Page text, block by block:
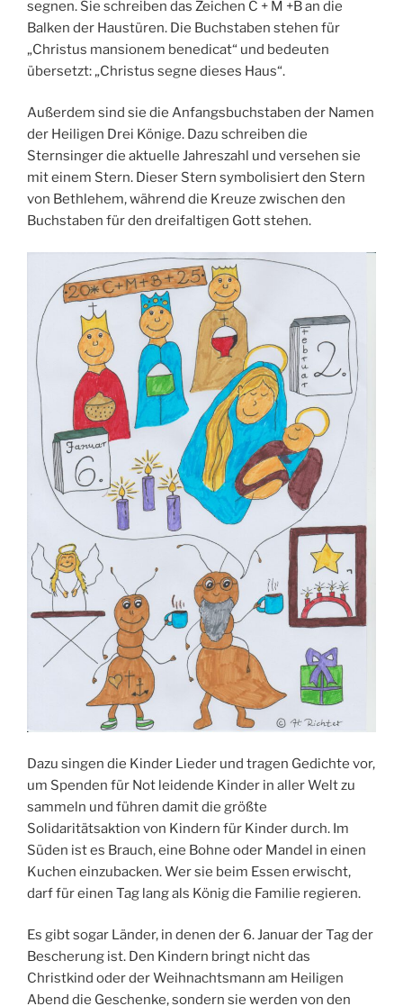
segnen. Sie schreiben das Zeichen C + M +B an die
Balken der Haustüren. Die Buchstaben stehen für
„Christus mansionem benedicat“ und bedeuten
übersetzt: „Christus segne dieses Haus“.
Außerdem sind sie die Anfangsbuchstaben der Namen
der Heiligen Drei Könige. Dazu schreiben die
Sternsinger die aktuelle Jahreszahl und versehen sie
mit einem Stern. Dieser Stern symbolisiert den Stern
von Bethlehem, während die Kreuze zwischen den
Buchstaben für den dreifaltigen Gott stehen.
Dazu singen die Kinder Lieder und tragen Gedichte vor,
um Spenden für Not leidende Kinder in aller Welt zu
sammeln und führen damit die größte
Solidaritätsaktion von Kindern für Kinder durch. Im
Süden ist es Brauch, eine Bohne oder Mandel in einen
Kuchen einzubacken. Wer sie beim Essen erwischt,
darf für einen Tag lang als König die Familie regieren.
Es gibt sogar Länder, in denen der 6. Januar der Tag der
Bescherung ist. Den Kindern bringt nicht das
Christkind oder der Weihnachtsmann am Heiligen
Abend die Geschenke, sondern sie werden von den